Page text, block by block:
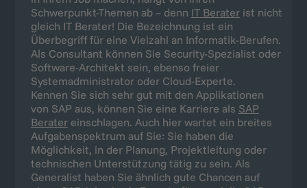
Aufgabenspektrum auf Sie: Sie haben die
Möglichkeit, in der Planung, Projektleitung oder
technischen Unterstützung tätig zu sein. Als
Generalist haben Sie ähnlich gute Chancen auf
einenSAP Jobwie als Experte für spezielle SAP
Anwendungen und Technologien.
Wenn Sie als SAP oder IT Consultant arbeiten
möchten, müssen Sie damit rechnen, viel
unterwegs zu sein. In der Regel betreuen Sie
mehrere Kunden, welche an unterschiedlichen
Orten Ihre Unterstützung benötigen. Deshalb ist
es wichtig, dass Sie sichIT Consultant Skills
Resilienz und Ausdauer aneignen.